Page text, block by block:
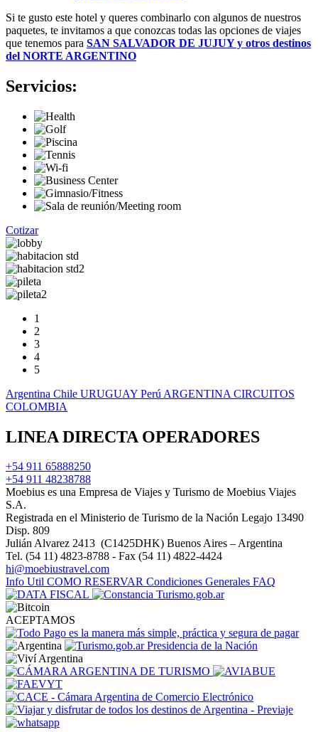
Si te gusto este hotel y queres combinarlo con algunos de nuestros
paquetes, te invitamos a que conozcas todas las opciones de viajes
que tenemos para SAN SALVADOR DE JUJUY y otros destinos
del NORTE ARGENTINO
Servicios:
Cotizar
1
2
3
4
5
Argentina Chile URUGUAY Perú ARGENTINA CIRCUITOS
COLOMBIA
LINEA DIRECTA OPERADORES
+54 911 65888250
+54 911 48238788
Moebius es una Empresa de Viajes y Turismo de Moebius Viajes
S.A.
Registrada en el Ministerio de Turismo de la Nación Legajo 13490
Disp. 809
Julián Alvarez 2413 (C1425DHK) Buenos Aires – Argentina
Tel. (54 11) 4823-8788 - Fax (54 11) 4822-4424
hi@moebiustravel.com
Info Util COMO RESERVAR Condiciones Generales FAQ
ACEPTAMOS